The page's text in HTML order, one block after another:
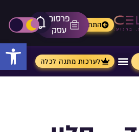
התחברות
פרסום
עסק
אייקון
לערכות מתנה לכלה